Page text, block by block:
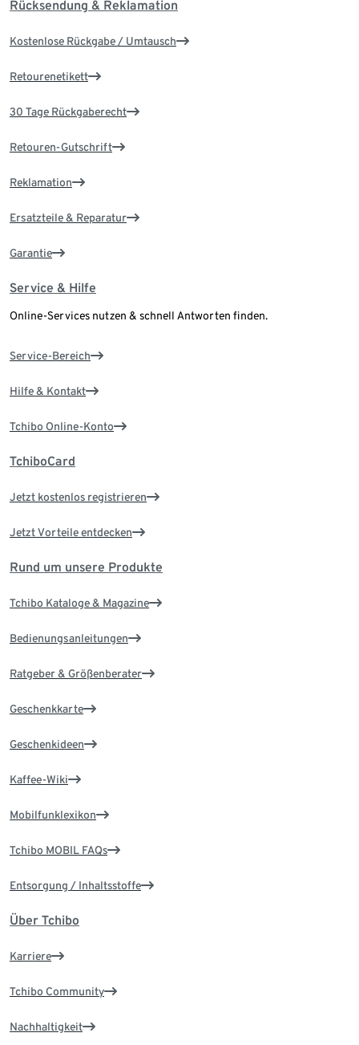
Rücksendung & Reklamation
Kostenlose Rückgabe / Umtausch
Retourenetikett
30 Tage Rückgaberecht
Retouren-Gutschrift
Reklamation
Ersatzteile & Reparatur
Garantie
Service & Hilfe
Online-Services nutzen & schnell Antworten finden.
Service-Bereich
Hilfe & Kontakt
Tchibo Online-Konto
TchiboCard
Jetzt kostenlos registrieren
Jetzt Vorteile entdecken
Rund um unsere Produkte
Tchibo Kataloge & Magazine
Bedienungsanleitungen
Ratgeber & Größenberater
Geschenkkarte
Geschenkideen
Kaffee-Wiki
Mobilfunklexikon
Tchibo MOBIL FAQs
Entsorgung / Inhaltsstoffe
Über Tchibo
Karriere
Tchibo Community
Nachhaltigkeit